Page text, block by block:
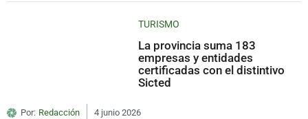
TURISMO
La provincia suma 183
empresas y entidades
certificadas con el distintivo
Sicted
Por: Redacción 4 junio 2026